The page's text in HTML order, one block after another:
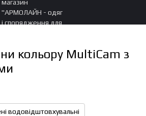
кольору MultiCam з
водовідштовхувальні